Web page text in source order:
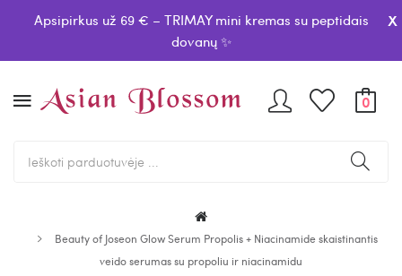
Apsipirkus už 69 € – TRIMAY mini kremas su peptidais
dovanų ✨
x
0
Beauty of Joseon Glow Serum Propolis + Niacinamide skaistinantis
veido serumas su propoliu ir niacinamidu